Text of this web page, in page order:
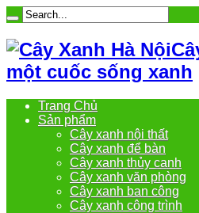
một cuốc sống xanh
Trang Chủ
Sản phẩm
Cây xanh nội thất
Cây xanh để bàn
Cây xanh thủy canh
Cây xanh văn phòng
Cây xanh ban công
Cây xanh công trình